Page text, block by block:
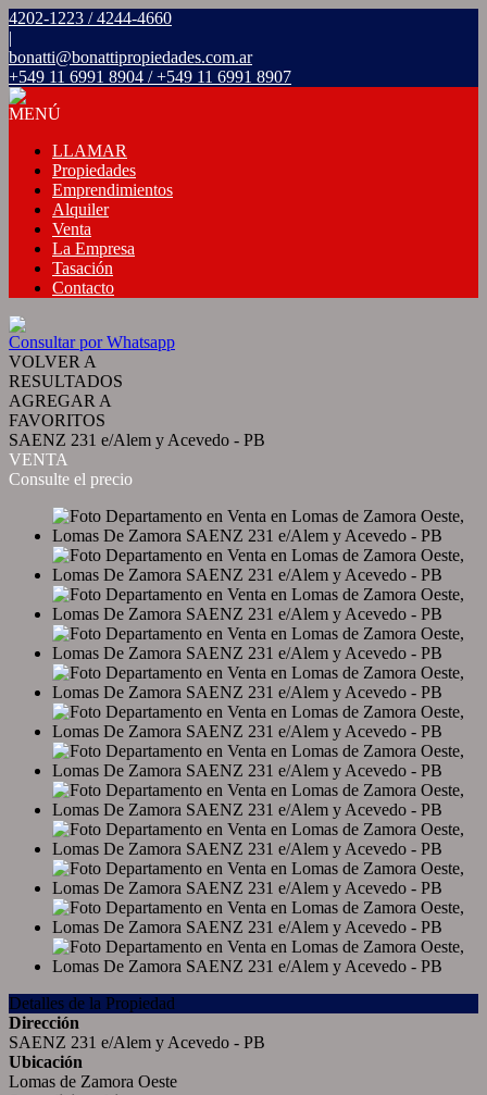
4202-1223 / 4244-4660
|
bonatti@bonattipropiedades.com.ar
+549 11 6991 8904 / +549 11 6991 8907
MENÚ
LLAMAR
Propiedades
Emprendimientos
Alquiler
Venta
La Empresa
Tasación
Contacto
Consultar por Whatsapp
VOLVER A
RESULTADOS
AGREGAR A
FAVORITOS
SAENZ 231 e/Alem y Acevedo - PB
VENTA
Consulte el precio
Detalles de la Propiedad
Dirección
SAENZ 231 e/Alem y Acevedo - PB
Ubicación
Lomas de Zamora Oeste